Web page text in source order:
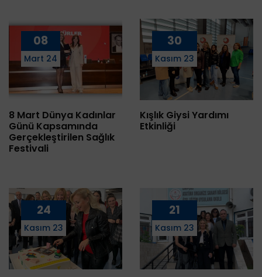
08
Mart 24
8 Mart Dünya Kadınlar
Günü Kapsamında
Gerçekleştirilen Sağlık
Festivali
30
Kasım 23
Kışlık Giysi Yardımı
Etkinliği
24
Kasım 23
21
Kasım 23